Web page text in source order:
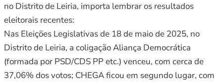
no Distrito de Leiria, importa lembrar os resultados
eleitorais recentes:
Nas Eleições Legislativas de 18 de maio de 2025, no
Distrito de Leiria, a coligação Aliança Democrática
(formada por PSD/CDS PP etc.) venceu, com cerca de
37,06% dos votos; CHEGA ficou em segundo lugar, com